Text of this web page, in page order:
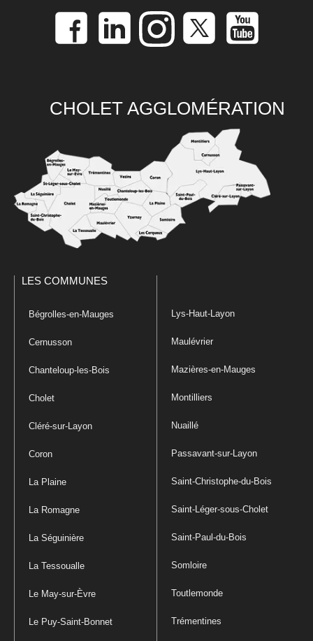
CHOLET AGGLOMÉRATION
LES COMMUNES
Bégrolles-en-Mauges
Cernusson
Chanteloup-les-Bois
Cholet
Cléré-sur-Layon
Coron
La Plaine
La Romagne
La Séguinière
La Tessoualle
Le May-sur-Èvre
Le Puy-Saint-Bonnet
Lys-Haut-Layon
Maulévrier
Mazières-en-Mauges
Montilliers
Nuaillé
Passavant-sur-Layon
Saint-Christophe-du-Bois
Saint-Léger-sous-Cholet
Saint-Paul-du-Bois
Somloire
Toutlemonde
Trémentines